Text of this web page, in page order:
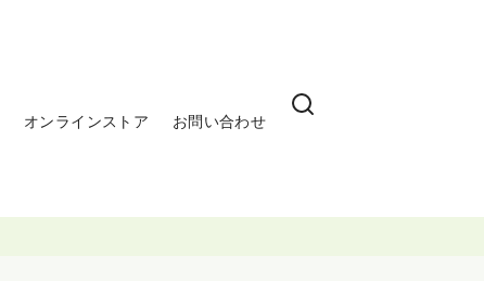
オンラインストア お問い合わせ